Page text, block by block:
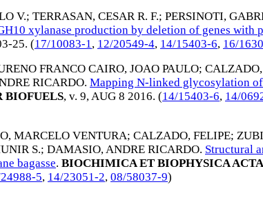
V.; TERRASAN, CESAR R. F.; PERSINOTI,
xylanase production by deletion of genes
25. (17/10083-1 , 12/20549-4, 14/15403-6, 16/
FRANCO CAIRO, JOAO PAULO;
RICARDO. Mapping N-linked glycosylation
BIOFUELS, v. 9,AUG 8 2016. (14/15403-6, 14/
MARCELO VENTURA; CALZADO, FELIPE;
S.; DAMASIO, ANDRE RICARDO. Structural
bagasse. BIOCHIMICA ET BIOPHYSICA
5, 14/23051-2, 08/58037-9)